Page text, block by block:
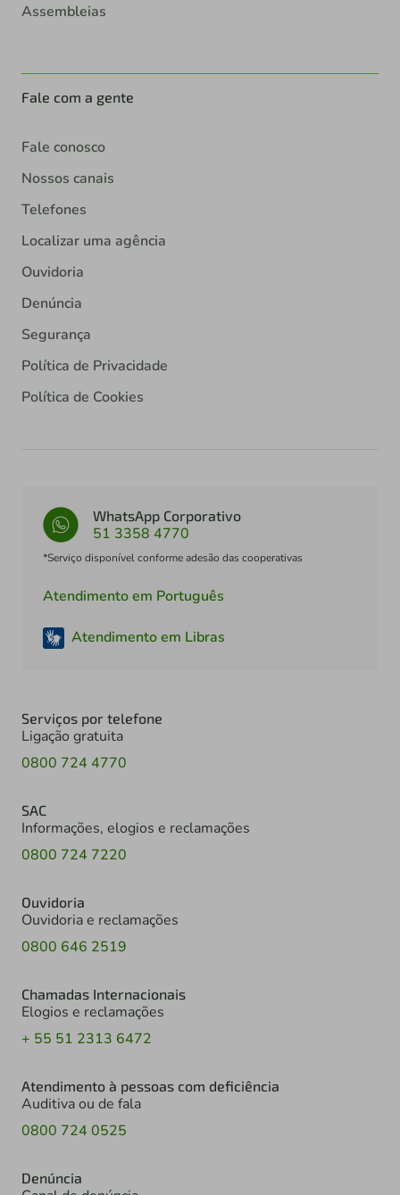
Assembleias
Fale com a gente
Fale conosco
Nossos canais
Telefones
Localizar uma agência
Ouvidoria
Denúncia
Segurança
Política de Privacidade
Política de Cookies
WhatsApp Corporativo
51 3358 4770
*Serviço disponível conforme adesão das cooperativas
Atendimento em Português
Atendimento em Libras
Serviços por telefone
Ligação gratuita
0800 724 4770
SAC
Informações, elogios e reclamações
0800 724 7220
Ouvidoria
Ouvidoria e reclamações
0800 646 2519
Chamadas Internacionais
Elogios e reclamações
+ 55 51 2313 6472
Atendimento à pessoas com deficiência
Auditiva ou de fala
0800 724 0525
Denúncia